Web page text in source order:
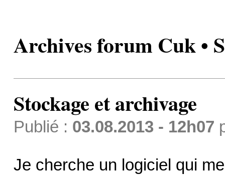
Archives forum Cuk •
Stockage et archivage
Publié : 03.08.2013 - 12h07
Je cherche un logiciel qui